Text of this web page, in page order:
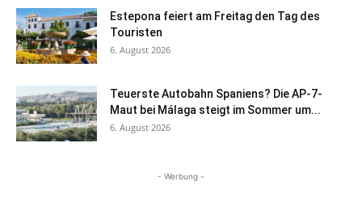
Estepona feiert am Freitag den Tag des
Touristen
6. August 2026
Teuerste Autobahn Spaniens? Die AP-7-
Maut bei Málaga steigt im Sommer um...
6. August 2026
- Werbung -